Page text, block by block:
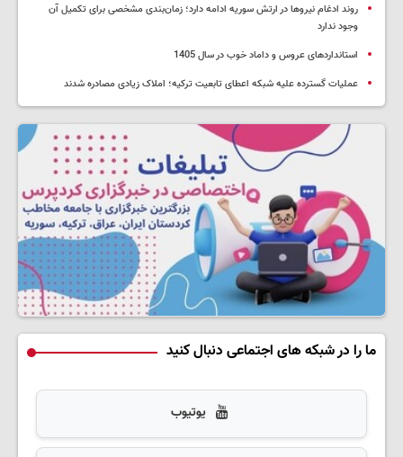
روند ادغام نیروها در ارتش سوریه ادامه دارد؛ زمان‌بندی مشخصی برای تکمیل آن
وجود ندارد
استانداردهای عروس و داماد خوب در سال 1405
عملیات گسترده علیه شبکه اعطای تابعیت ترکیه؛ املاک زیادی مصادره شدند
ما را در شبکه های اجتماعی دنبال کنید
یوتیوب